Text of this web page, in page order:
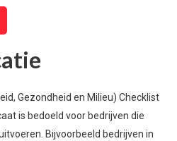
Gezondheid en Milieu) Checklist
is bedoeld voor bedrijven die
Bijvoorbeeld bedrijven in